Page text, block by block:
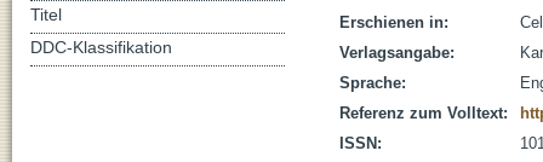
Erschienen in:
Verlagsangabe:
Sprache:
Referenz zum Volltext:
ISSN:
Titel
DDC-Klassifikation